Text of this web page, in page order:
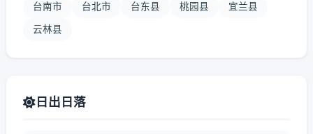
台南市 台北市 台东县 桃园县 宜兰县
云林县
日出日落